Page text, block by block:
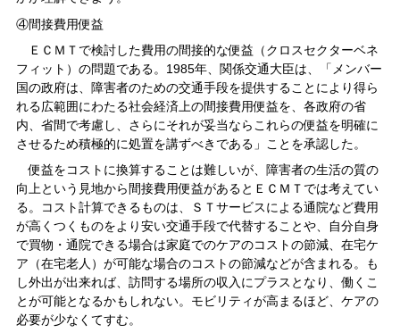
④間接費用便益
ＥＣＭＴで検討した費用の間接的な便益（クロスセクターベネ
フィット）の問題である。1985年、関係交通大臣は、「メンバー
国の政府は、障害者のための交通手段を提供することにより得ら
れる広範囲にわたる社会経済上の間接費用便益を、各政府の省
内、省間で考慮し、さらにそれが妥当ならこれらの便益を明確に
させるため積極的に処置を講ずべきである」ことを承認した。
便益をコストに換算することは難しいが、障害者の生活の質の
向上という見地から間接費用便益があるとＥＣＭＴでは考えてい
る。コスト計算できるものは、ＳＴサービスによる通院など費用
が高くつくものをより安い交通手段で代替することや、自分自身
で買物・通院できる場合は家庭でのケアのコストの節減、在宅ケ
ア（在宅老人）が可能な場合のコストの節減などが含まれる。も
し外出が出来れば、訪問する場所の収入にプラスとなり、働くこ
とが可能となるかもしれない。モビリティが高まるほど、ケアの
必要が少なくてすむ。